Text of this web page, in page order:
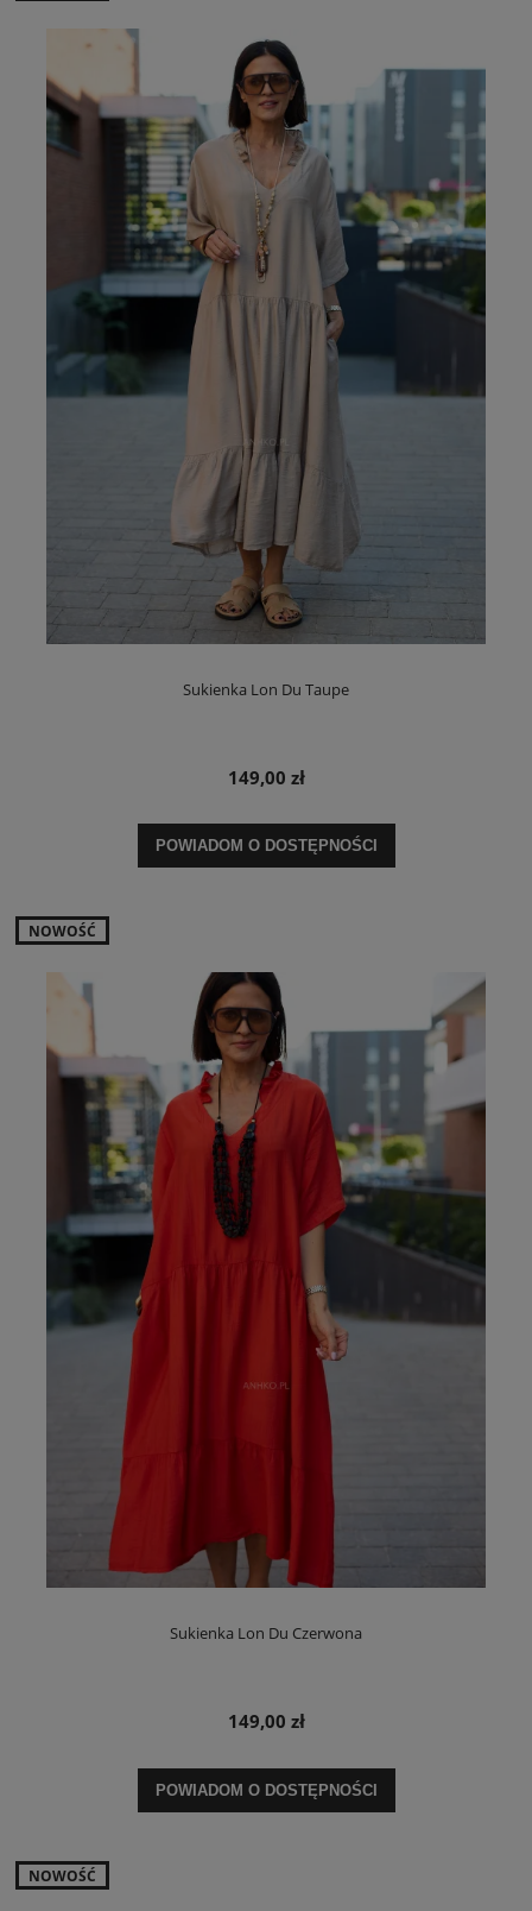
Sukienka Lon Du Taupe
149,00 zł
POWIADOM O DOSTĘPNOŚCI
Sukienka Lon Du Czerwona
149,00 zł
POWIADOM O DOSTĘPNOŚCI
NOWOŚĆ
NOWOŚĆ